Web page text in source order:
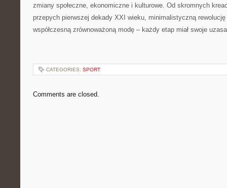
zmiany społeczne, ekonomiczne i kulturowe. Od skromnych
przepych pierwszej dekady XXI wieku, minimalistyczną
współczesną zrównoważoną modę – każdy etap miał swoje
CATEGORIES: SPORT
Comments are closed.